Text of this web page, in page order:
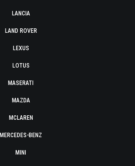
LANCIA
LAND ROVER
LEXUS
LOTUS
MASERATI
MAZDA
MCLAREN
MERCEDES-BENZ
MINI